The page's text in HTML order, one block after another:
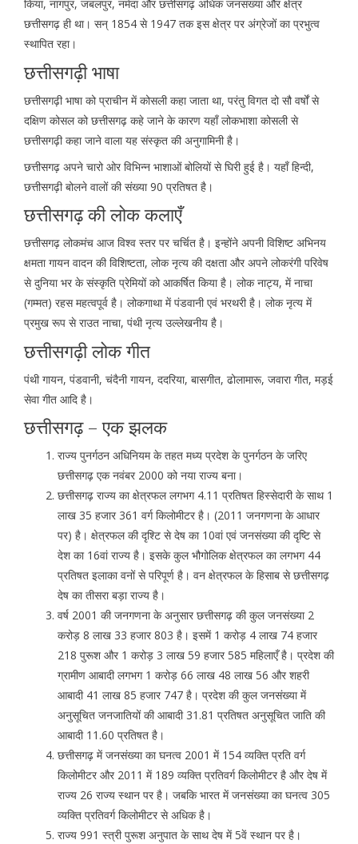
किया, नागपुर, जबलपुर, नर्मदा और छत्तीसगढ़ अधिक जनसंख्या और क्षेत्र
छत्तीसगढ़ ही था। सन् 1854 से 1947 तक इस क्षेत्र पर अंग्रेजों का प्रभुत्व
स्थापित रहा।
छत्तीसगढ़ी भाषा
छत्तीसगढ़ी भाषा को प्राचीन में कोसली कहा जाता था, परंतु विगत दो सौ वर्षों से
दक्षिण कोसल को छत्तीसगढ़ कहे जाने के कारण यहाँ लोकभाशा कोसली से
छत्तीसगढ़ी कहा जाने वाला यह संस्कृत की अनुगामिनी है।
छत्तीसगढ़ अपने चारो ओर विभिन्न भाशाओं बोलियों से घिरी हुई है। यहाँ हिन्दी,
छत्तीसगढ़ी बोलने वालों की संख्या 90 प्रतिषत है।
छत्तीसगढ़ की लोक कलाएँ
छत्तीसगढ़ लोकमंच आज विश्व स्तर पर चर्चित है। इन्होंने अपनी विशिष्ट अभिनय
क्षमता गायन वादन की विशिष्टता, लोक नृत्य की दक्षता और अपने लोकरंगी परिवेष
से दुनिया भर के संस्कृति प्रेमियों को आकर्षित किया है। लोक नाट्य, में नाचा
(गम्मत) रहस महत्वपूर्व है। लोकगाथा में पंडवानी एवं भरथरी है। लोक नृत्य में
प्रमुख रूप से राउत नाचा, पंथी नृत्य उल्लेखनीय है।
छत्तीसगढ़ी लोक गीत
पंथी गायन, पंडवानी, चंदैनी गायन, ददरिया, बासगीत, ढोलामारू, जवारा गीत, मड़ई
सेवा गीत आदि है।
छत्तीसगढ़ – एक झलक
राज्य पुनर्गठन अधिनियम के तहत मध्य प्रदेश के पुनर्गठन के जरिए
छत्तीसगढ़ एक नवंबर 2000 को नया राज्य बना।
छत्तीसगढ़ राज्य का क्षेत्रफल लगभग 4.11 प्रतिषत हिस्सेदारी के साथ 1
लाख 35 हजार 361 वर्ग किलोमीटर है। (2011 जनगणना के आधार
पर) है। क्षेत्रफल की दृश्टि से देष का 10वां एवं जनसंख्या की दृष्टि से
देश का 16वां राज्य है। इसके कुल भौगोलिक क्षेत्रफल का लगभग 44
प्रतिषत इलाका वनों से परिपूर्ण है। वन क्षेत्रफल के हिसाब से छत्तीसगढ़
देष का तीसरा बड़ा राज्य है।
वर्ष 2001 की जनगणना के अनुसार छत्तीसगढ़ की कुल जनसंख्या 2
करोड़ 8 लाख 33 हजार 803 है। इसमें 1 करोड़ 4 लाख 74 हजार
218 पुरूश और 1 करोड़ 3 लाख 59 हजार 585 महिलाएँ है। प्रदेश की
ग्रामीण आबादी लगभग 1 करोड़ 66 लाख 48 लाख 56 और शहरी
आबादी 41 लाख 85 हजार 747 है। प्रदेश की कुल जनसंख्या में
अनुसूचित जनजातियों की आबादी 31.81 प्रतिषत अनुसूचित जाति की
आबादी 11.60 प्रतिषत है।
छत्तीसगढ़ में जनसंख्या का घनत्व 2001 में 154 व्यक्ति प्रति वर्ग
किलोमीटर और 2011 में 189 व्यक्ति प्रतिवर्ग किलोमीटर है और देष में
राज्य 26 राज्य स्थान पर है। जबकि भारत में जनसंख्या का घनत्व 305
व्यक्ति प्रतिवर्ग किलोमीटर से अधिक है।
राज्य 991 स्त्री पुरूश अनुपात के साथ देष में 5वें स्थान पर है।